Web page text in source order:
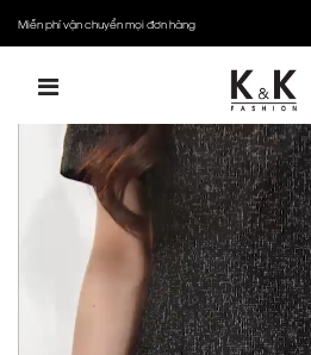
Miễn phí vận chuyển mọi đơn hàng